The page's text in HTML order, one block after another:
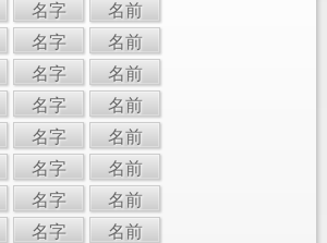
名字 名前
名字 名前
名字 名前
名字 名前
名字 名前
名字 名前
名字 名前
名字 名前